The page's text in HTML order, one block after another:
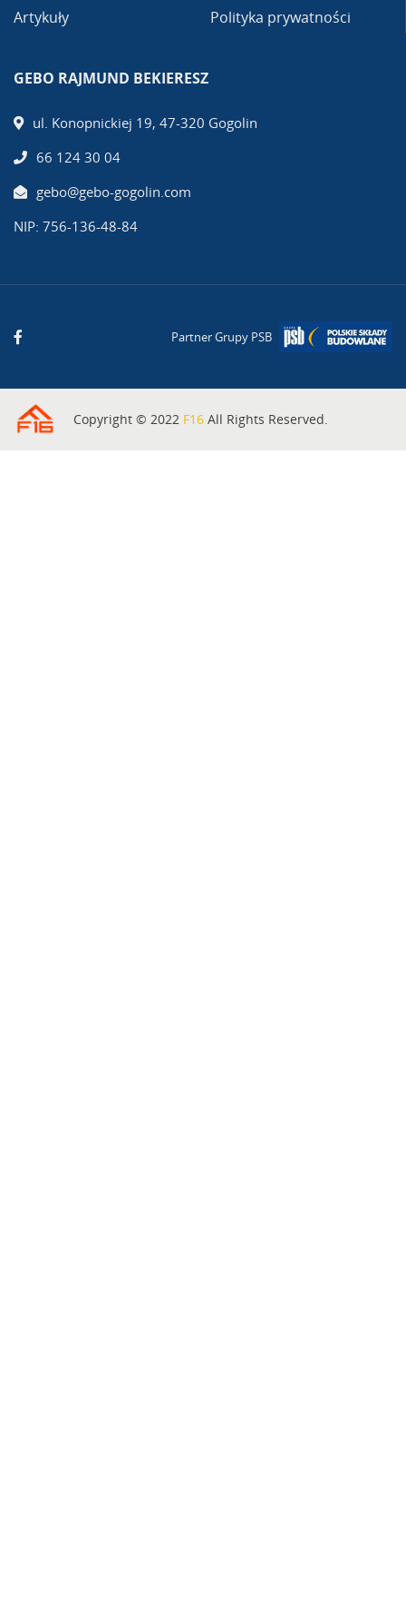
Artykuły Polityka prywatności
GEBO RAJMUND BEKIERESZ
ul. Konopnickiej 19, 47-320 Gogolin
66 124 30 04
gebo@gebo-gogolin.com
NIP: 756-136-48-84
Partner Grupy PSB
Copyright © 2022 F16 All Rights Reserved.